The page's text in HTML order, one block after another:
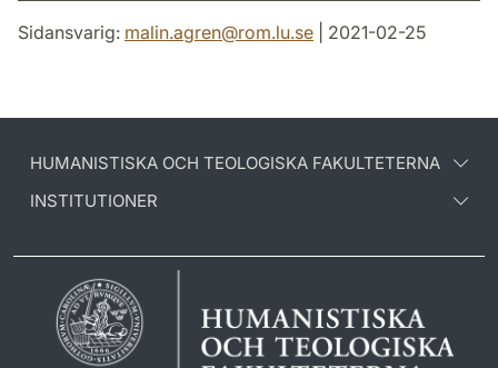
Sidansvarig: malin.agren@rom.lu.se | 2021-02-25
HUMANISTISKA OCH TEOLOGISKA FAKULTETERNA
INSTITUTIONER